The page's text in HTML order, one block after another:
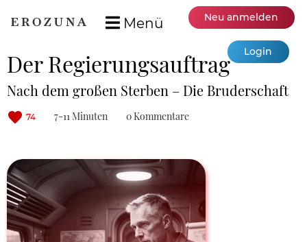
Menü Neu anmelden
Login
Der Regierungsauftrag
Nach dem großen Sterben – Die Bruderschaft
74 7-11 Minuten 0 Kommentare